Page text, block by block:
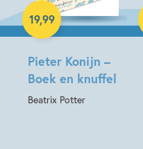
Pieter Konijn –
Boek en knuffel
Beatrix Potter
19,99
Hardcover